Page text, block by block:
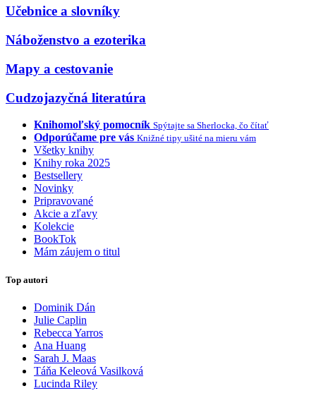
Učebnice a slovníky
Náboženstvo a ezoterika
Mapy a cestovanie
Cudzojazyčná literatúra
Knihomoľský pomocník Spýtajte sa Sherlocka, čo čítať
Odporúčame pre vás Knižné tipy ušité na mieru vám
Všetky knihy
Knihy roka 2025
Bestsellery
Novinky
Pripravované
Akcie a zľavy
Kolekcie
BookTok
Mám záujem o titul
Top autori
Dominik Dán
Julie Caplin
Rebecca Yarros
Ana Huang
Sarah J. Maas
Táňa Keleová Vasilková
Lucinda Riley